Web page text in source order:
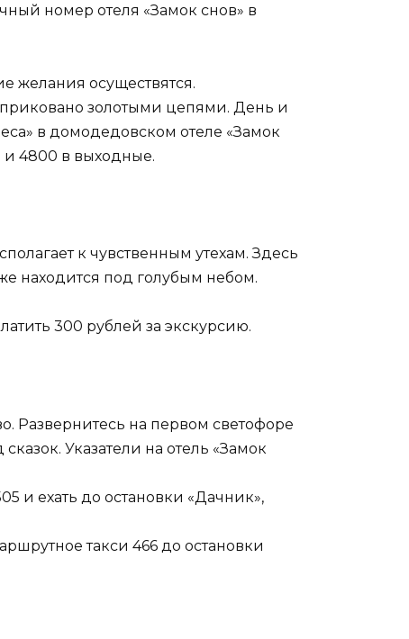
номер отеля «Замок снов» в
желания осуществятся.
приковано золотыми цепями. День и
в домодедовском отеле «Замок
и 4800 в выходные.
к чувственным утехам. Здесь
находится под голубым небом.
300 рублей за экскурсию.
Развернитесь на первом светофоре
Указатели на отель «Замок
и ехать до остановки «Дачник»,
такси 466 до остановки